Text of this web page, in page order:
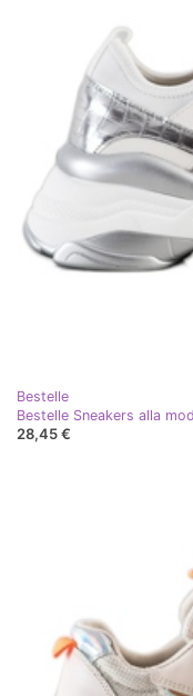
Bestelle
Bestelle Sneakers alla
28,45 €